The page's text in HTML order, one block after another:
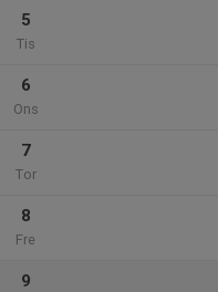
5
Tis
6
Ons
7
Tor
8
Fre
9